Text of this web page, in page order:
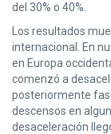
del 30% o 40%.
Los resultados
internacional. En
en Europa
comenzó a
posteriormente
descensos en
desaceleración